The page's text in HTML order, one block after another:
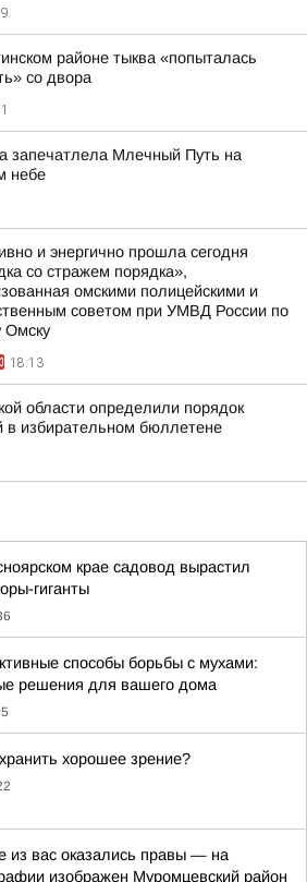
районе тыква «попыталась
со двора
запечатлела Млечный Путь на
небе
и энергично прошла сегодня
со стражем порядка»,
омскими полицейскими и
советом при УМВД России по
Омску
18:13
области определили порядок
в избирательном бюллетене
крае садовод вырастил
гиганты
способы борьбы с мухами:
решения для вашего дома
хорошее зрение?
из вас оказались правы — на
изображен Муромцевский район